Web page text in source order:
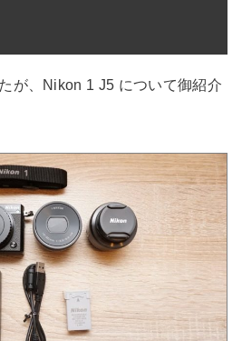
が、Nikon 1 J5 について御紹介